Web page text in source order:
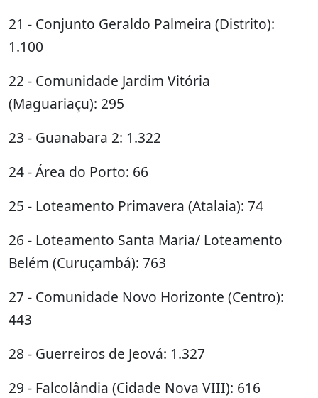
21 - Conjunto Geraldo Palmeira (Distrito):
1.100
22 - Comunidade Jardim Vitória
(Maguariaçu): 295
23 - Guanabara 2: 1.322
24 - Área do Porto: 66
25 - Loteamento Primavera (Atalaia): 74
26 - Loteamento Santa Maria/ Loteamento
Belém (Curuçambá): 763
27 - Comunidade Novo Horizonte (Centro):
443
28 - Guerreiros de Jeová: 1.327
29 - Falcolândia (Cidade Nova VIII): 616